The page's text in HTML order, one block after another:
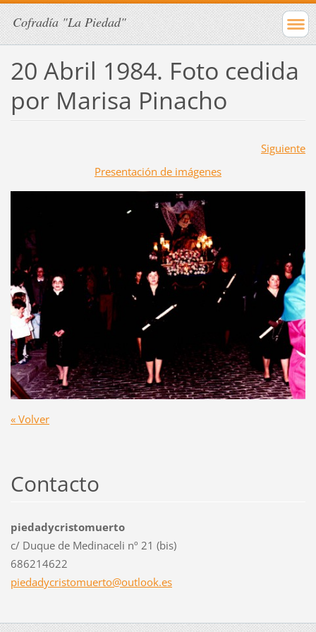
Cofradía "La Piedad"
20 Abril 1984. Foto cedida
por Marisa Pinacho
Siguiente
Presentación de imágenes
« Volver
Contacto
piedadycristomuerto
c/ Duque de Medinaceli nº 21 (bis)
686214622
piedadycristomuerto@outlook.es